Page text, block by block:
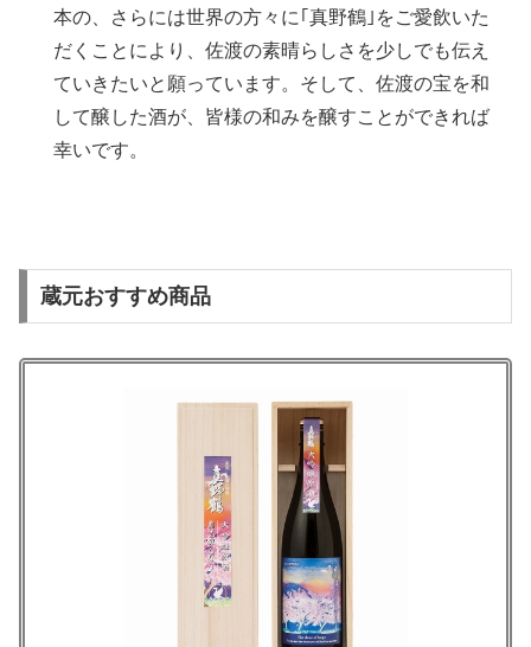
本の、さらには世界の方々に｢真野鶴｣をご愛飲いた
だくことにより、佐渡の素晴らしさを少しでも伝え
ていきたいと願っています。そして、佐渡の宝を和
して醸した酒が、皆様の和みを醸すことができれば
幸いです。
蔵元おすすめ商品